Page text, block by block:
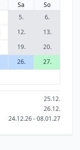
Sa
So
5.
6.
12.
13.
19.
20.
26.
27.
25.12.
26.12.
24.12.26 - 08.01.27